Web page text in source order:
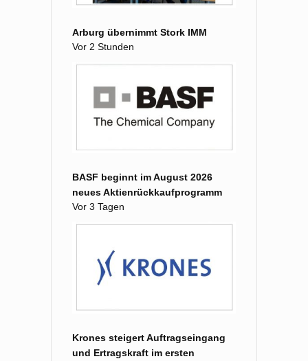
Arburg übernimmt Stork IMM
Vor 2 Stunden
BASF beginnt im August 2026
neues Aktienrückkaufprogramm
Vor 3 Tagen
Krones steigert Auftragseingang
und Ertragskraft im ersten